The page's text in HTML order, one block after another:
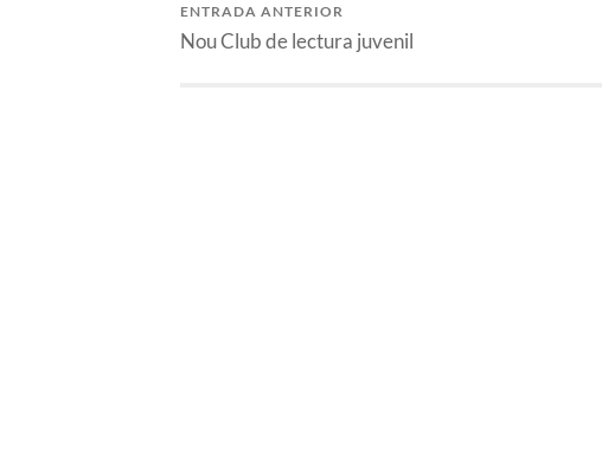
ENTRADA ANTERIOR
Nou Club de lectura juvenil